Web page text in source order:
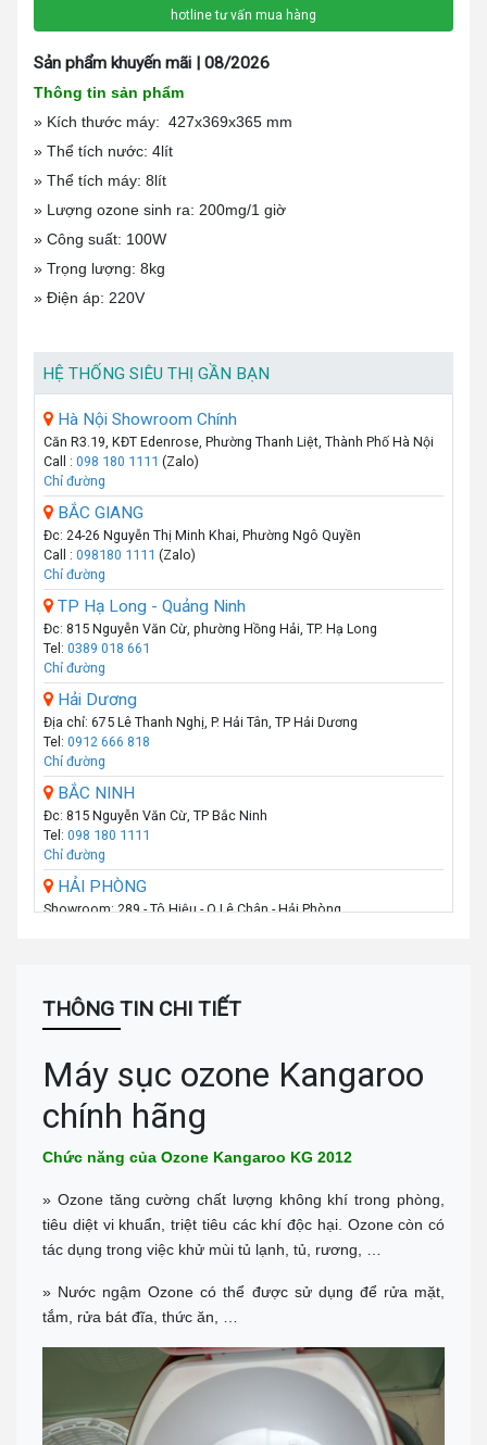
hotline tư vấn mua hàng
Sản phẩm khuyến mãi | 08/2026
Thông tin sản phẩm
» Kích thước máy: 427x369x365 mm
» Thể tích nước: 4lít
» Thể tích máy: 8lít
» Lượng ozone sinh ra: 200mg/1 giờ
» Công suất: 100W
» Trọng lượng: 8kg
» Điện áp: 220V
HỆ THỐNG SIÊU THỊ GẦN BẠN
Hà Nội Showroom Chính
Căn R3.19, KĐT Edenrose, Phường Thanh Liệt, Thành Phố Hà Nội
Call : 098 180 1111 (Zalo)
Chỉ đường
BẮC GIANG
Đc: 24-26 Nguyễn Thị Minh Khai, Phường Ngô Quyền
Call : 098180 1111 (Zalo)
Chỉ đường
TP Hạ Long - Quảng Ninh
Đc: 815 Nguyễn Văn Cừ, phường Hồng Hải, TP. Hạ Long
Tel: 0389 018 661
Chỉ đường
Hải Dương
Địa chỉ: 675 Lê Thanh Nghị, P. Hải Tân, TP Hải Dương
Tel: 0912 666 818
Chỉ đường
BẮC NINH
Đc: 815 Nguyễn Văn Cừ, TP Bắc Ninh
Tel: 098 180 1111
Chỉ đường
HẢI PHÒNG
Showroom: 289 - Tô Hiệu - Q.Lê Chân - Hải Phòng
Số 07 Đại Lộ Lê Lợi (Đối diện công viên Hội An) - P Lam Sơn - TP
Chỉ đường
TP.VINH _NGHỆ AN
Số: 58A Phạm Đình Toái - Phường Hà Huy Tập - TP Vinh
(Zalo)
Chỉ đường
Địa chỉ: 276 Hùng Vương, Quận Hải Châu
Call :0938 460 460(Zalo)
Chỉ đường
Địa chỉ: 1276 đường 2/4, P Vạn Thắng (cạnh cà phê Bách Viên) TP
Nha Trang
ĐÀ LẠT - LÂM ĐỒNG
Địa chỉ: 364 Hai Bà Trưng, P6 TP Đà Lạt, Tỉnh Lâm Đồng
Tel:0902 570 886
THÔNG TIN CHI TIẾT
Máy sục ozone Kangaroo
chính hãng
Chức năng của Ozone Kangaroo KG 2012
» Ozone tăng cường chất lượng không khí trong phòng,
tiêu diệt vi khuẩn, triệt tiêu các khí độc hại. Ozone còn có
tác dụng trong việc khử mùi tủ lạnh, tủ, rương, …
» Nước ngậm Ozone có thể được sử dụng để rửa mặt,
tắm, rửa bát đĩa, thức ăn, …